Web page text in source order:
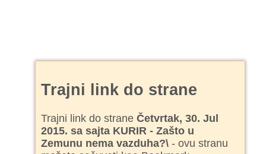
Trajni link do strane
Trajni link do straneČetvrtak, 30. Jul
2015. sa sajta KURIR - Zašto u
Zemunu nema vazduha?\ - ovu stranu